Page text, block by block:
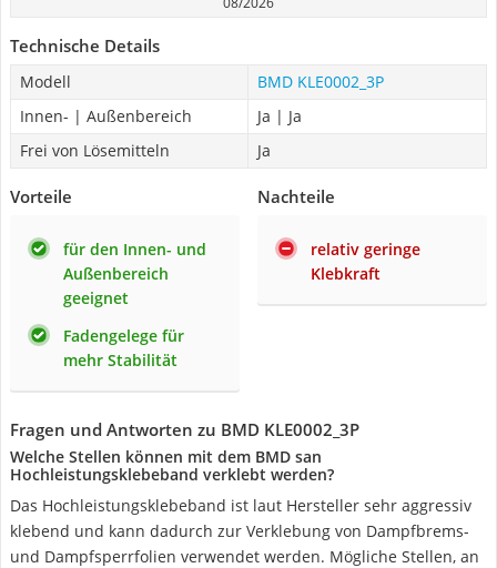
Technische Details
Modell
BMD KLE0002_3P
Innen- | Außenbereich
Ja | Ja
Frei von Lösemitteln
Ja
Vorteile
für den Innen- und
Außenbereich
geeignet
Fadengelege für
mehr Stabilität
Nachteile
relativ geringe
Klebkraft
Fragen und Antworten zu BMD KLE0002_3P
Welche Stellen können mit dem BMD san
Hochleistungsklebeband verklebt werden?
Das Hochleistungsklebeband ist laut Hersteller sehr aggressiv
klebend und kann dadurch zur Verklebung von Dampfbrems-
und Dampfsperrfolien verwendet werden. Mögliche Stellen, an